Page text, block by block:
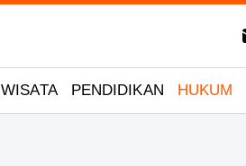
PENDIDIKAN HUKUM